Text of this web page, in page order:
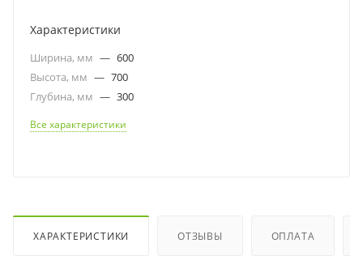
Характеристики
Ширина, мм — 600
Высота, мм — 700
Глубина, мм — 300
Все характеристики
ХАРАКТЕРИСТИКИ ОТЗЫВЫ ОПЛАТА